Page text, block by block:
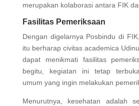
merupakan kolaborasi antara FIK
Fasilitas Pemeriksaan
Dengan digelarnya Posbindu di
itu berharap civitas academica
dapat menikmati fasilitas
begitu, kegiatan ini tetap
umum yang ingin melakukan
Menurutnya, kesehatan adalah